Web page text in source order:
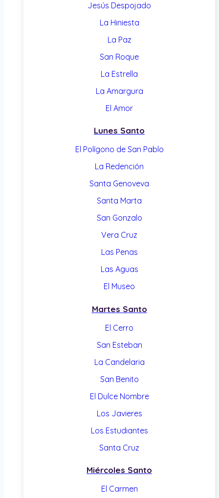
Jesús Despojado
La Hiniesta
La Paz
San Roque
La Estrella
La Amargura
El Amor
Lunes Santo
El Polígono de San Pablo
La Redención
Santa Genoveva
Santa Marta
San Gonzalo
Vera Cruz
Las Penas
Las Aguas
El Museo
Martes Santo
El Cerro
San Esteban
La Candelaria
San Benito
El Dulce Nombre
Los Javieres
Los Estudiantes
Santa Cruz
Miércoles Santo
El Carmen